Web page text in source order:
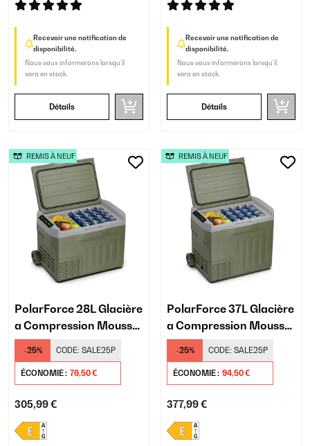
Recevoir une notification de
disponibilité.
Nous vous informerons lorsqu’il
sera en stock.
Détails
Recevoir une notification de
disponibilité.
Nous vous informerons lorsqu’il
sera en stock.
Détails
PolarForce 28L Glacière
a Compression Mousse
Sombre
-25% CODE: SALE25P
ÉCONOMIE : 76,50 €
305,99 €
REMIS À NEUF
PolarForce 37L Glacière
a Compression Mousse
Sombre
-25% CODE: SALE25P
ÉCONOMIE : 94,50 €
377,99 €
REMIS À NEUF